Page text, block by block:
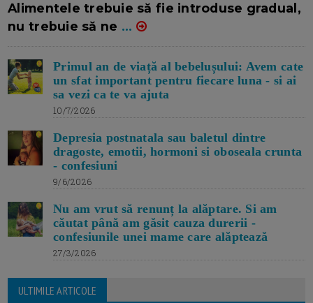
Alimentele trebuie să fie introduse gradual,
nu trebuie să ne ...
Primul an de viață al bebelușului: Avem cate
un sfat important pentru fiecare luna - si ai
sa vezi ca te va ajuta
10/7/2026
Depresia postnatala sau baletul dintre
dragoste, emotii, hormoni si oboseala crunta
- confesiuni
9/6/2026
Nu am vrut să renunț la alăptare. Si am
căutat până am găsit cauza durerii -
confesiunile unei mame care alăptează
27/3/2026
ULTIMILE ARTICOLE